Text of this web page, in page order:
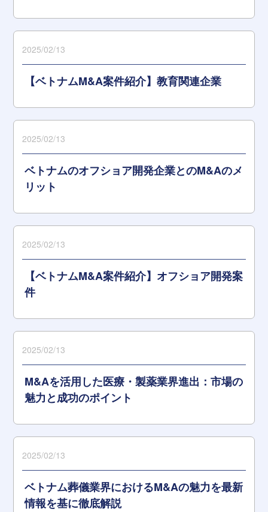
2025/02/13
【ベトナムM&A案件紹介】教育関連企業
2025/02/13
ベトナムのオフショア開発企業とのM&Aのメ
リット
2025/02/13
【ベトナムM&A案件紹介】オフショア開発案
件
2025/02/13
M&Aを活用した医療・製薬業界進出：市場の
魅力と成功のポイント
2025/02/13
ベトナム葬儀業界におけるM&Aの魅力を最新
情報を基に徹底解説